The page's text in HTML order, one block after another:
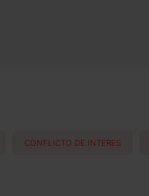
CONFLICTO DE INTERES